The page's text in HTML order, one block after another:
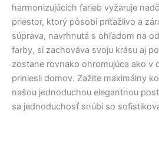
harmonizujúcich farieb vyžaruje
priestor, ktorý pôsobí príťažlivo a
súprava, navrhnutá s ohľadom na
farby, si zachováva svoju krásu aj
zostane rovnako ohromujúca ako v
priniesli domov. Zažite maximálny
našou jednoduchou elegantnou
sa jednoduchosť snúbi so